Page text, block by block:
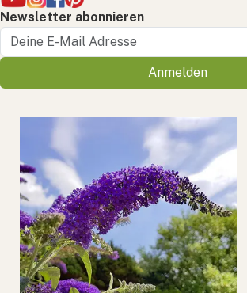
Newsletter abonnieren
Anmelden